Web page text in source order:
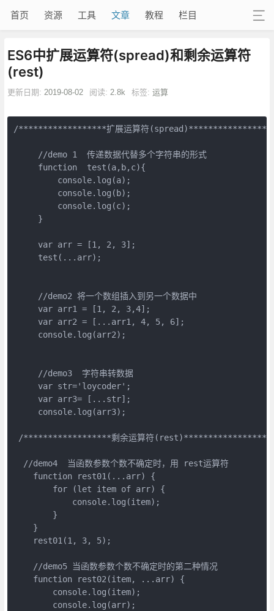
首页 资源 工具 文章 教程 栏目
ES6中扩展运算符(spread)和剩余运算符
(rest)
更新日期: 2019-08-02 阅读: 2.8k 标签: 运算
/******************扩展运算符
     //demo 1  传递数据代替多个字符串的形式
     function  test(a,b,c){
         console.log(a);
         console.log(b);
         console.log(c);
     }
     var arr = [1, 2, 3];
     test(...arr);
     //demo2 将一个数组插入到另一个数据中
     var arr1 = [1, 2, 3,4];
     var arr2 = [...arr1, 4, 5, 6];
     console.log(arr2);
     //demo3  字符串转数据
     var str='loycoder';
     var arr3= [...str];
     console.log(arr3);
/******************剩余运算符
  //demo4  当函数参数个数不确定时，用 rest运算符
    function rest01(...arr) {
        for (let item of arr) {
            console.log(item);
        }
    }
    rest01(1, 3, 5);
    //demo5 当函数参数个数不确定时的第二种情况
    function rest02(item, ...arr) {
        console.log(item);
        console.log(arr);